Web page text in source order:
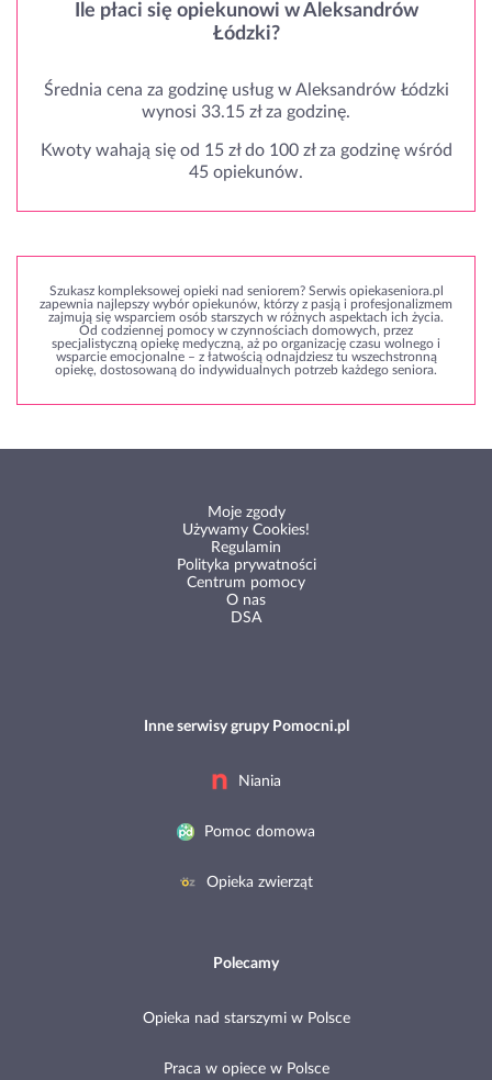
Ile płaci się opiekunowi w Aleksandrów
Łódzki?
Średnia cena za godzinę usług w Aleksandrów Łódzki
wynosi 33.15 zł za godzinę.
Kwoty wahają się od 15 zł do 100 zł za godzinę wśród
45 opiekunów.
Szukasz kompleksowej opieki nad seniorem? Serwis opiekaseniora.pl
zapewnia najlepszy wybór opiekunów, którzy z pasją i profesjonalizmem
zajmują się wsparciem osób starszych w różnych aspektach ich życia.
Od codziennej pomocy w czynnościach domowych, przez
specjalistyczną opiekę medyczną, aż po organizację czasu wolnego i
wsparcie emocjonalne – z łatwością odnajdziesz tu wszechstronną
opiekę, dostosowaną do indywidualnych potrzeb każdego seniora.
Moje zgody
Używamy Cookies!
Regulamin
Polityka prywatności
Centrum pomocy
O nas
DSA
Inne serwisy grupy Pomocni.pl
Niania
Pomoc domowa
Opieka zwierząt
Polecamy
Opieka nad starszymi w Polsce
Praca w opiece w Polsce